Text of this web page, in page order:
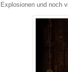
Explosionen und noch